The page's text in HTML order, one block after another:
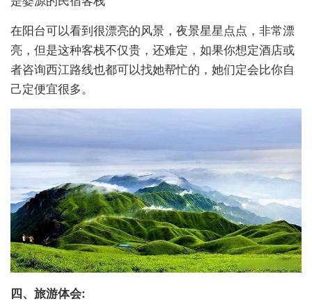
在阳台可以看到很漂亮的风景，夜景星星点点，非常漂
亮，但是这种客栈不仅贵，还难定，如果你想定酒店或
者咨询西江路线也都可以找她帮忙的，她们定会比你自
己定便宜很多。
四、 旅游体会: